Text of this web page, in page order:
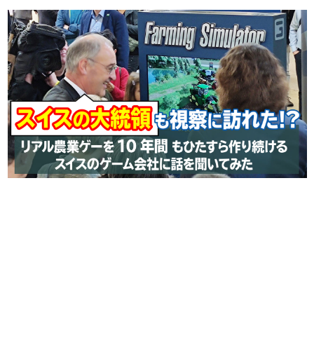
画です。
日本モバイルゲーム産業史
日本のモバイルゲーム史における主要なトピック・タイト
ルを網羅するほか、開発者へのインタビューや識者による
解説を掲載。約20年の歴史が一望できる決定版！
若ゲのいたり〜ゲームクリエイターの青春〜
『うつヌケ』『ペンと箸』等で知られるマンガ家・田中圭
一先生によるゲーム業界レポートマンガです。
なんでゲームは面白い？
ゲーム開発者・hamatsu氏がゲームの魅力を画面や操作の
具体的な形から解き明かしていく、硬派で骨太な評論連載